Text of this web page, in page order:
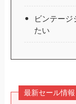
ビンテー
たい
最新セール情報